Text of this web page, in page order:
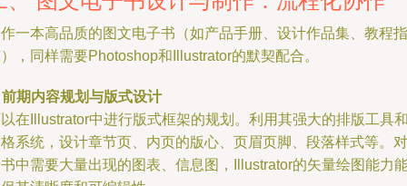
一本高品质的图文电子书（如产品手册、设计作品集、教程指
，同样需要Photoshop和Illustrator的默契配合。
前期内容规划与版式设计
在Illustrator中进行版式框架的规划。利用其强大的排版工具
系统，设计章节页、内页的版心、页眉页脚、段落样式等。对
中需要大量出现的图表、信息图，Illustrator的矢量绘图能力